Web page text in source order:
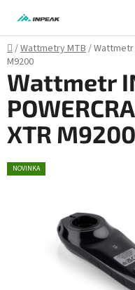
obsah
Domů
/Wattmetry MTB/Wattmetr
M9200
Wattmetr
XTR M9200
NOVINKA